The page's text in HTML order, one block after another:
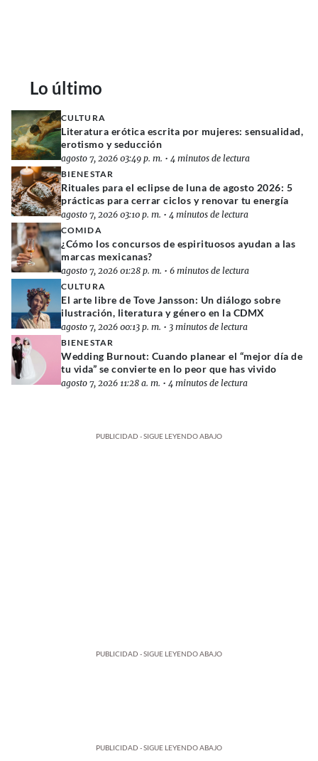
Lo último
CULTURA
Literatura erótica escrita por mujeres: sensualidad,
erotismo y seducción
agosto 7, 2026 03:49 p. m. • 4 minutos de lectura
BIENESTAR
Rituales para el eclipse de luna de agosto 2026: 5
prácticas para cerrar ciclos y renovar tu energía
agosto 7, 2026 03:10 p. m. • 4 minutos de lectura
COMIDA
¿Cómo los concursos de espirituosos ayudan a las
marcas mexicanas?
agosto 7, 2026 01:28 p. m. • 6 minutos de lectura
CULTURA
El arte libre de Tove Jansson: Un diálogo sobre
ilustración, literatura y género en la CDMX
agosto 7, 2026 00:13 p. m. • 3 minutos de lectura
BIENESTAR
Wedding Burnout: Cuando planear el “mejor día de
tu vida” se convierte en lo peor que has vivido
agosto 7, 2026 11:28 a. m. • 4 minutos de lectura
PUBLICIDAD - SIGUE LEYENDO ABAJO
PUBLICIDAD - SIGUE LEYENDO ABAJO
PUBLICIDAD - SIGUE LEYENDO ABAJO